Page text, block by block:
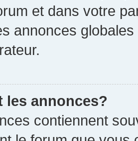
et dans votre
annonces
les annonces?
contiennent